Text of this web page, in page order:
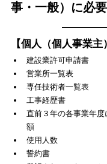
事・一般）に必
【個人（個人事業主
建設業許可申請書
営業所一覧表
専任技術者一覧表
工事経歴書
直前３年の各事業年
額
使用人数
誓約書